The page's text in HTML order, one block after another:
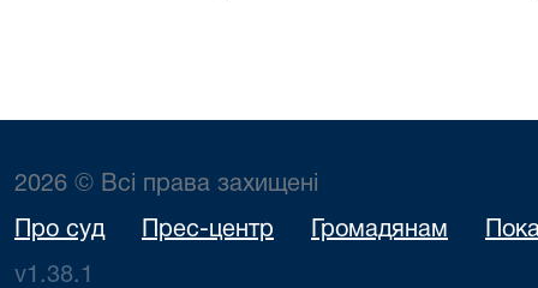
2026 © Всі права захищені
Про суд Прес-центр Громадянам
v1.38.1